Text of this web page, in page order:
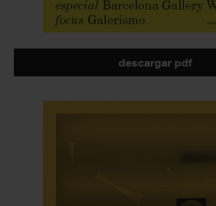
descargar pdf